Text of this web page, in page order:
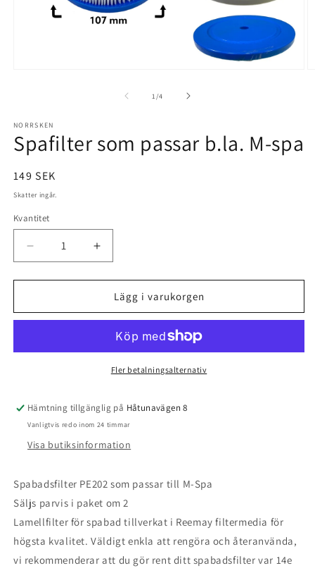
1/av
4
NORRSKEN
Spafilter som passar b.la. M-spa
Ordinarie
pris
149 SEK
Skatter ingår.
Kvantitet
Minska
kvantitet
för
som
M-
Öka
kvantitet
för
Spafilter
som
b.la.
M-
spa
Lägg i varukorgen
Fler betalningsalternativ
Hämtning tillgänglig på Håtunavägen 8
Vanligtvis redo inom 24 timmar
Visa butiksinformation
Spabadsfilter PE202 som passar till M-Spa
Säljs parvis i paket om 2
Lamellfilter för spabad tillverkat i Reemay filtermedia för
högsta kvalitet. Väldigt enkla att rengöra och återanvända,
vi rekommenderar att du gör rent ditt spabadsfilter var 14e